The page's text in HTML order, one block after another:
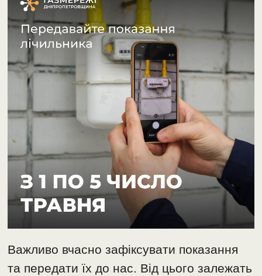
Важливо вчасно зафіксувати показання
та передати їх до нас. Від цього залежать